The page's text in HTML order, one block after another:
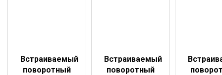
Встраиваемый
поворотный
Встраиваемый
поворотный